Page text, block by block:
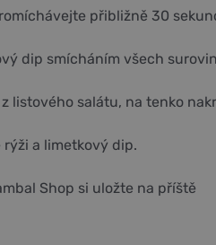
přibližně 30
dip smícháním všech
listového salátu, na tenko
a limetkový dip.
Shop si uložte na příště